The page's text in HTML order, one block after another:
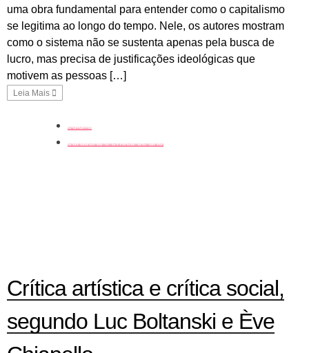
uma obra fundamental para entender como o capitalismo
se legitima ao longo do tempo. Nele, os autores mostram
como o sistema não se sustenta apenas pela busca de
lucro, mas precisa de justificações ideológicas que
motivem as pessoas […]
Leia Mais
coluna
curadoria e crítica de arte
Crítica artística e crítica social,
segundo Luc Boltanski e Ève